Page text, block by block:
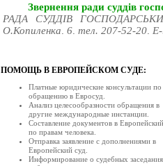
Звернення ради суддів
РАДА СУДДІВ
О.Копиленка, 6, тел. 207-52-20,
ква...
Рада суддів України, як вищий
залишатися осторонь су...
Відбулась V конференція
19 березня 2014 року в
відбулась V конференція су...
Відбулася XV конференція
ПОМОЩЬ В ЕВРОПЕЙСКОМ СУДЕ:
Платные юридические консультации по
обращению в Евросуд.
Анализ целесообразности обращения в
другие международные инстанции.
Составление документов в
по правам человека.
Отправка заявление с дополнениями в
Европейский суд.
Информирование о судебных